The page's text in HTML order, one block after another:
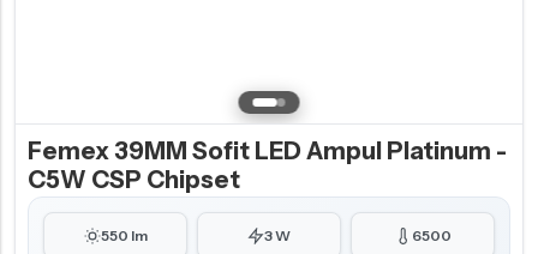
Femex 39MM Sofit LED Ampul Platinum -
C5W CSP Chipset
550 lm 3 W 6500